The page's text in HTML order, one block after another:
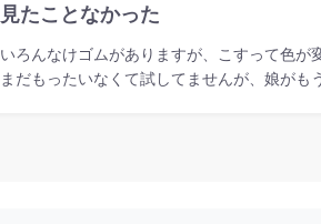
見たことなかった
いろんなけゴムがありますが、こすって色が
まだもったいなくて試してませんが、娘が